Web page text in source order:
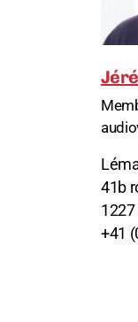
41b
+41